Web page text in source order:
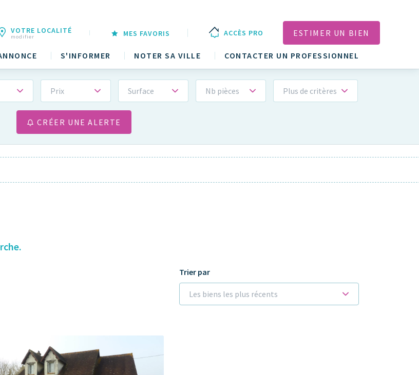
S'INFORMER NOTER SA VILLE CONTACTER UN PROFESSIONNEL
VOTRE LOCALITÉ
modifier MES FAVORIS ACCÈS PRO ESTIMER UN BIEN
Prix Surface Nb pièces Plus de critères
CRÉER UNE ALERTE
Trier par
Les biens les plus récents